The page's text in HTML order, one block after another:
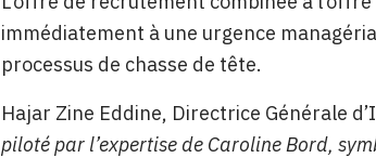
immédiatement à une urgence
processus de chasse de tête.
Hajar Zine Eddine, Directrice Générale
piloté par l’expertise de Caroline Bord,